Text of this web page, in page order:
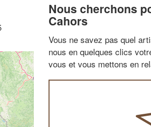
Nous cherchons
Cahors
Vous ne savez pas quel
nous en quelques clics
vous et vous mettons en